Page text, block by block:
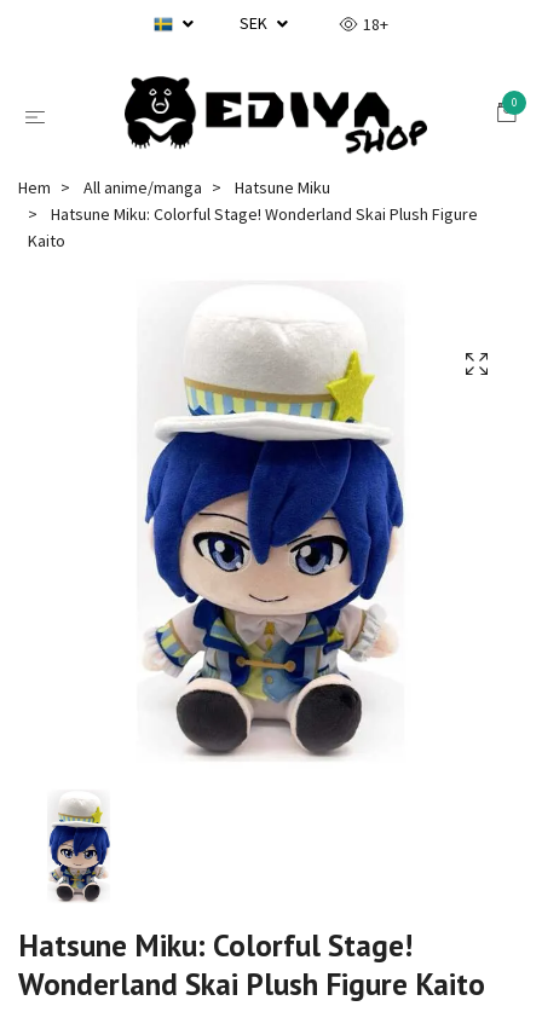
SEK 18+
0
Hem All anime/manga
Hatsune Miku
Hatsune Miku: Colorful Stage! Wonderland Skai Plush Figure
Kaito
Hatsune Miku: Colorful Stage!
Wonderland Skai Plush Figure Kaito